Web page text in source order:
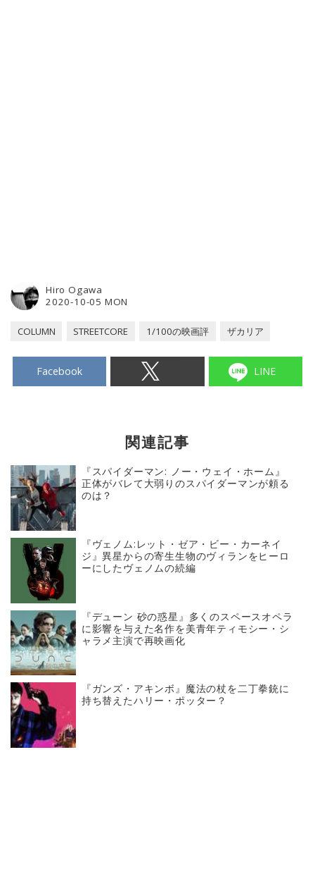
2020-10-05 MON
Hiro Ogawa
COLUMN STREETCORE 1/100の映画評 ザカリア
Facebook LINE
関連記事
『スパイダーマン: ノー・ウェイ・ホーム』
正体がバレて大弱りのスパイダーマンが頼る
のは？
『ヴェノム:レット・ゼア・ビー・カーネイ
ジ』異星からの寄生生物のヴィランをヒーロ
ーにしたヴェノムの続編
『デューン 砂の惑星』多くのスペースオペラ
に影響を与えた名作を美青年ティモシー・シ
ャラメ主演で再映画化
『ガンズ・アキンボ』魔法の杖を二丁拳銃に
持ち替えたハリー・ポッター？